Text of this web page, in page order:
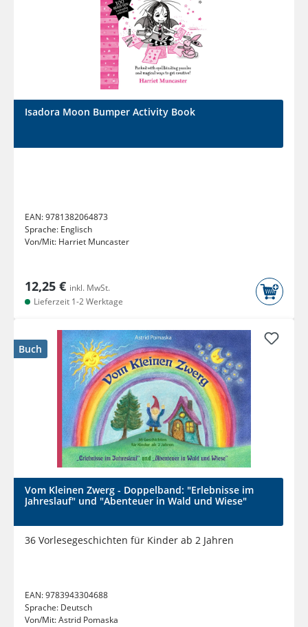
Isadora Moon Bumper Activity Book
EAN:9781382064873
Sprache: Englisch
Von/Mit: Harriet Muncaster
12,25 € inkl. MwSt.
Lieferzeit 1-2 Werktage
Buch
Vom Kleinen Zwerg - Doppelband: "Erlebnisse im
Jahreslauf" und "Abenteuer in Wald und Wiese"
36 Vorlesegeschichten für Kinder ab 2 Jahren
EAN:9783943304688
Sprache: Deutsch
Von/Mit:Astrid Pomaska